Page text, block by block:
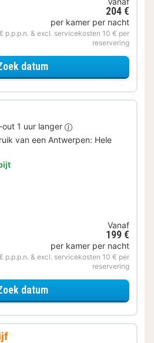
204 €
per kamer per nacht
p.p.p.n. & excl. servicekosten 10 € per
reservering
datumvoor Beleef de Stad
1 uur langer
van een Antwerpen: Hele
Vanaf
199 €
per kamer per nacht
p.p.p.n. & excl. servicekosten 10 € per
reservering
datumvoor Op de fiets